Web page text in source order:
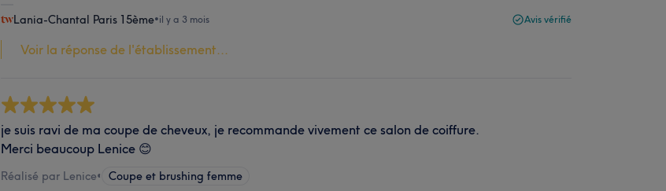
Lania-Chantal Paris 15ème•il y a 3 mois Avis vérifié
Voir la réponse de l'établissement...
je suis ravi de ma coupe de cheveux, je recommande vivement ce salon de coiffure.
Merci beaucoup Lenice 😊
Réalisé par Lenice• Coupe et brushing femme